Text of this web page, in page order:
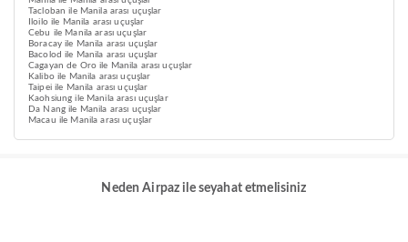
Tacloban ile Manila arası uçuşlar
Iloilo ile Manila arası uçuşlar
Cebu ile Manila arası uçuşlar
Boracay ile Manila arası uçuşlar
Bacolod ile Manila arası uçuşlar
Cagayan de Oro ile Manila arası uçuşlar
Kalibo ile Manila arası uçuşlar
Taipei ile Manila arası uçuşlar
Kaohsiung ile Manila arası uçuşlar
Da Nang ile Manila arası uçuşlar
Macau ile Manila arası uçuşlar
Neden Airpaz ile seyahat etmelisiniz